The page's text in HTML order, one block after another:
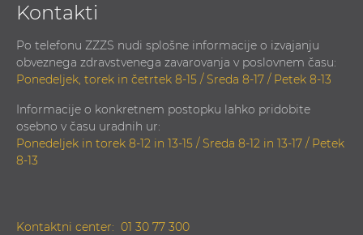
Kontakti
Po telefonu ZZZS nudi splošne informacije o izvajanju
obveznega zdravstvenega zavarovanja v poslovnem času:
Ponedeljek, torek in četrtek 8-15 / Sreda 8-17 / Petek 8-13
Informacije o konkretnem postopku lahko pridobite
osebno v času uradnih ur:
Ponedeljek in torek 8-12 in 13-15 / Sreda 8-12 in 13-17 / Petek
8-13
Kontaktni center: 01 30 77 300